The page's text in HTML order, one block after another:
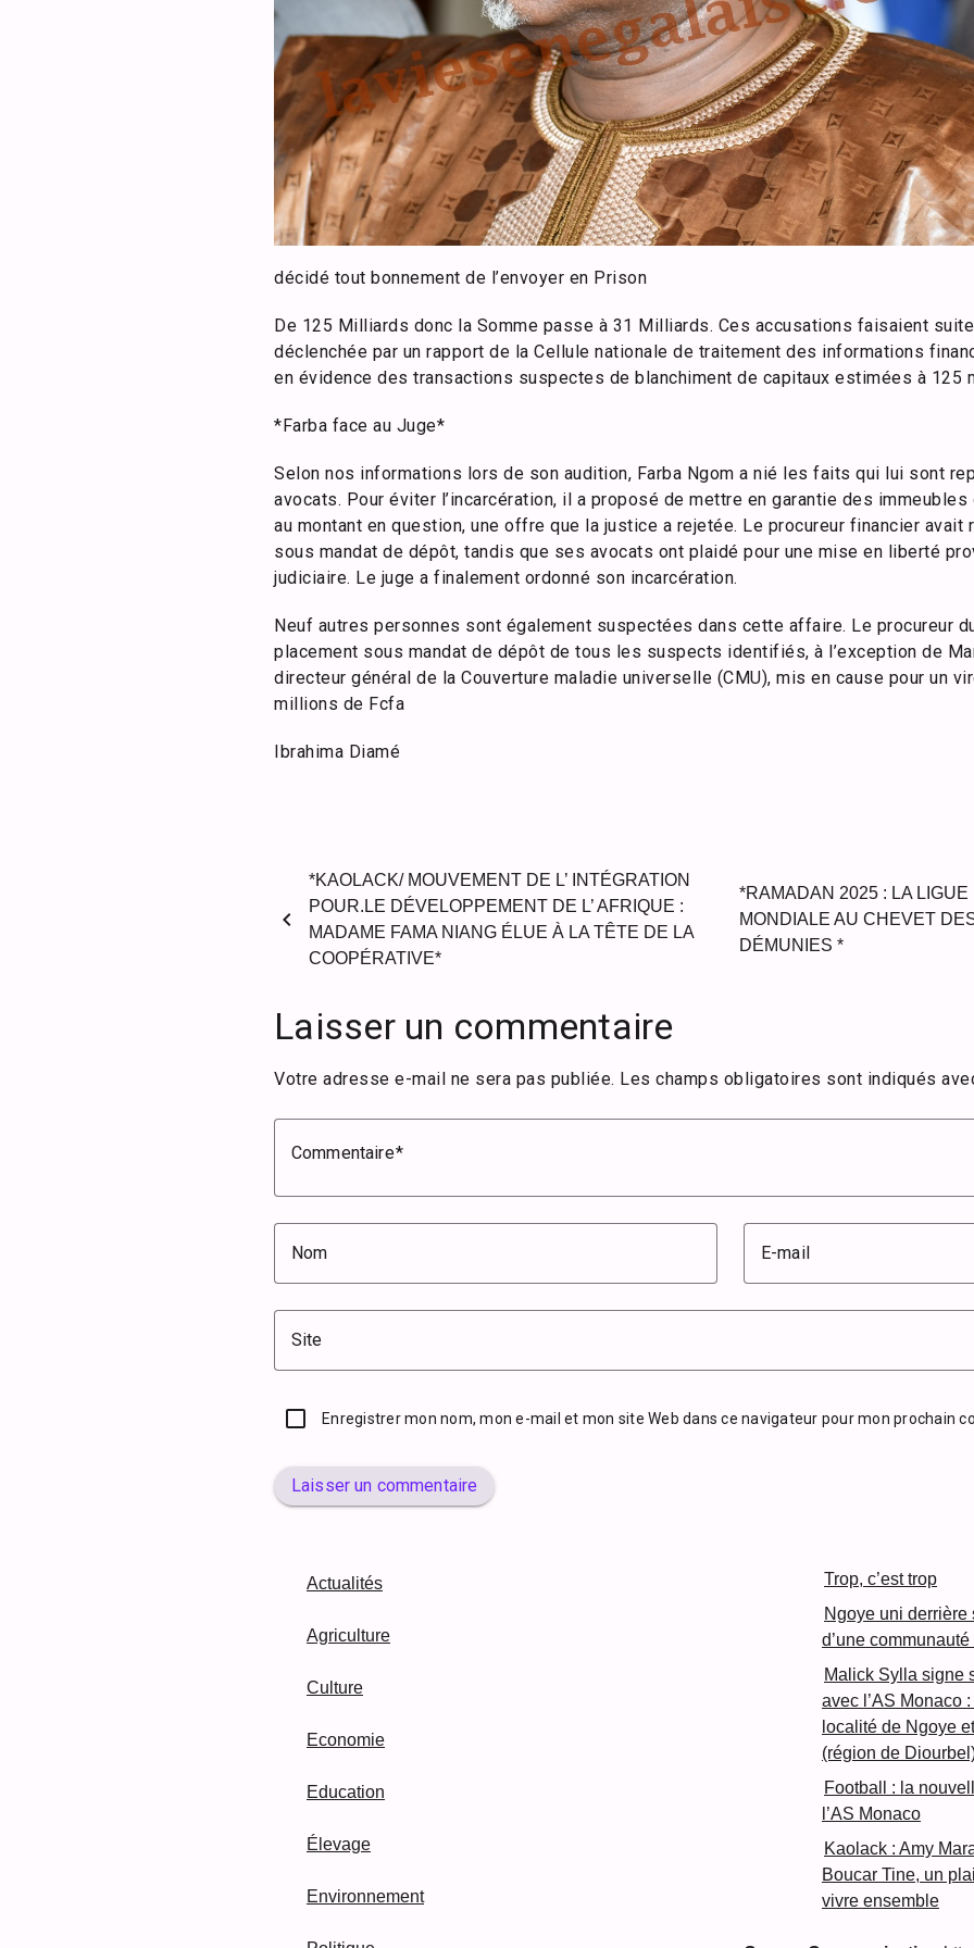
décidé tout bonnement de l’envoyer en Prison
De 125 Milliards donc la Somme passe à 31 Milliards. Ces accusations faisaient
déclenchée par un rapport de la Cellule nationale de traitement des informations
en évidence des transactions suspectes de blanchiment de capitaux estimées à 125
*Farba face au Juge*
Selon nos informations lors de son audition, Farba Ngom a nié les faits qui lui sont
avocats. Pour éviter l’incarcération, il a proposé de mettre en garantie des immeubles
au montant en question, une offre que la justice a rejetée. Le procureur financier avait
sous mandat de dépôt, tandis que ses avocats ont plaidé pour une mise en liberté
judiciaire. Le juge a finalement ordonné son incarcération.
Neuf autres personnes sont également suspectées dans cette affaire. Le procureur
placement sous mandat de dépôt de tous les suspects identifiés, à l’exception de
directeur général de la Couverture maladie universelle (CMU), mis en cause pour un
millions de Fcfa
Ibrahima Diamé
chevron_left
*KAOLACK/ MOUVEMENT DE L’ INTÉGRATION
POUR.LE DÉVELOPPEMENT DE L’ AFRIQUE :
MADAME FAMA NIANG ÉLUE À LA TÊTE DE LA
COOPÉRATIVE*
*RAMADAN 2025 : LA LIGUE
MONDIALE AU CHEVET
DÉMUNIES *
Laisser un commentaire
Votre adresse e-mail ne sera pas publiée. Les champs obligatoires sont indiqués
Commentaire
Nom E-mail
Site
Enregistrer mon nom, mon e-mail et mon site Web dans ce navigateur pour mon prochain
Laisser un commentaire
Actualités
Agriculture
Culture
Economie
Education
Élevage
Environnement
Trop, c’est trop
Ngoye uni
d’une
Malick Sylla signe
avec l’AS Monaco
localité de Ngoye
(région de
Football : la
l’AS Monaco
Kaolack : Amy
Boucar Tine, un
vivre ensemble